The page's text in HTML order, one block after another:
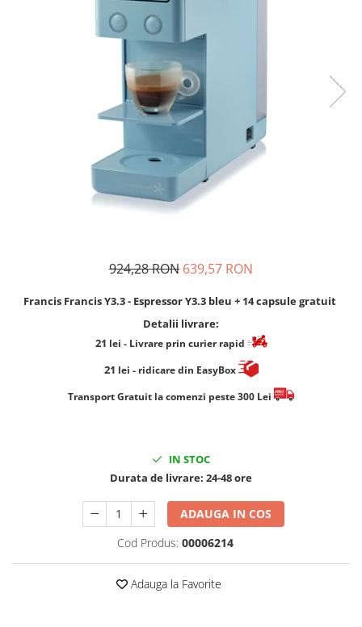
924,28 RON 639,57 RON
Francis Francis Y3.3 - Espressor Y3.3 bleu + 14 capsule gratuit
Detalii livrare:
21 lei - Livrare prin curier rapid
21 lei - ridicare din EasyBox
​​​​​​Transport Gratuit la comenzi peste 300 Lei
IN STOC
Durata de livrare: 24-48 ore
ADAUGA IN COS
Cod Produs: 00006214
Adauga la Favorite